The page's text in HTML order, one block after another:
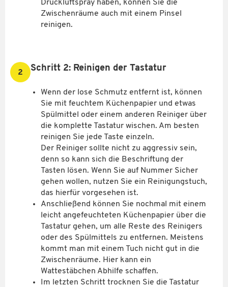
Druckluftspray haben, können Sie die
Zwischenräume auch mit einem Pinsel
reinigen.
2 Schritt 2: Reinigen der Tastatur
Wenn der lose Schmutz entfernt ist, können
Sie mit feuchtem Küchenpapier und etwas
Spülmittel oder einem anderen Reiniger über
die komplette Tastatur wischen. Am besten
reinigen Sie jede Taste einzeln.
Der Reiniger sollte nicht zu aggressiv sein,
denn so kann sich die Beschriftung der
Tasten lösen. Wenn Sie auf Nummer Sicher
gehen wollen, nutzen Sie ein Reinigungstuch,
das hierfür vorgesehen ist.
Anschließend können Sie nochmal mit einem
leicht angefeuchteten Küchenpapier über die
Tastatur gehen, um alle Reste des Reinigers
oder des Spülmittels zu entfernen. Meistens
kommt man mit einem Tuch nicht gut in die
Zwischenräume. Hier kann ein
Wattestäbchen Abhilfe schaffen.
Im letzten Schritt trocknen Sie die Tastatur